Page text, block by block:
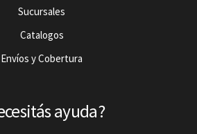
Sucursales
Catalogos
Envíos y Cobertura
ayuda?